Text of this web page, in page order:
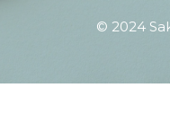
© 2024